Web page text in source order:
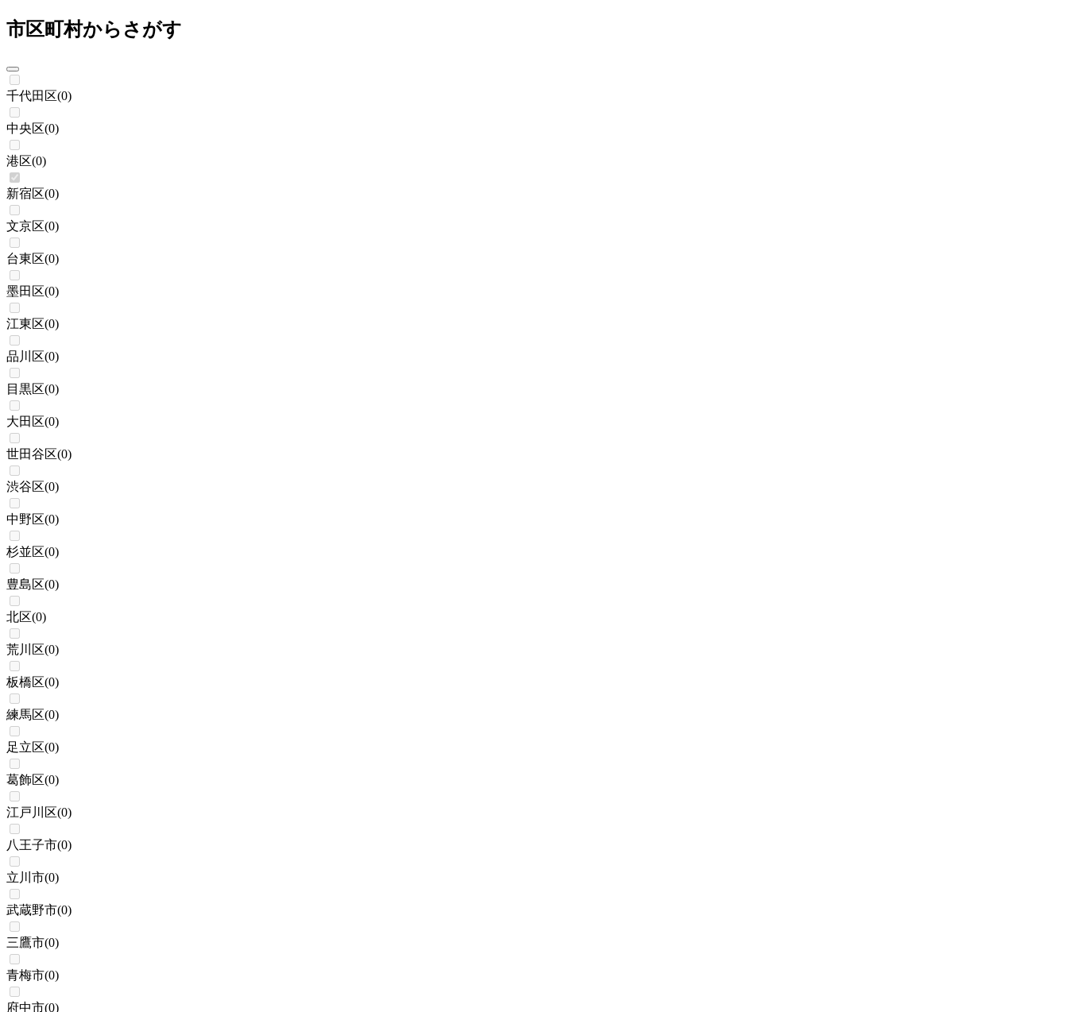
市区町村からさがす
千代田区(0)
中央区(0)
港区(0)
新宿区(0)
文京区(0)
台東区(0)
墨田区(0)
江東区(0)
品川区(0)
目黒区(0)
大田区(0)
世田谷区(0)
渋谷区(0)
中野区(0)
杉並区(0)
豊島区(0)
北区(0)
荒川区(0)
板橋区(0)
練馬区(0)
足立区(0)
葛飾区(0)
江戸川区(0)
八王子市(0)
立川市(0)
武蔵野市(0)
三鷹市(0)
青梅市(0)
府中市(0)